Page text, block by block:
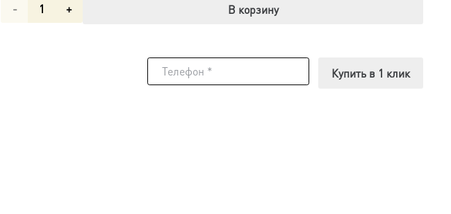
Количество
В корзину
Купить в 1 клик